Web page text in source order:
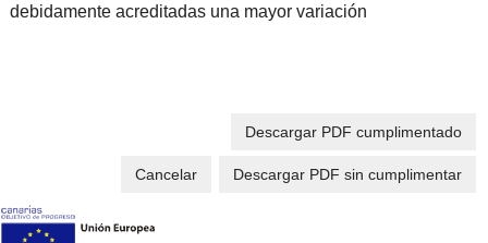
debidamente acreditadas una mayor variación
Descargar PDF cumplimentado
Descargar PDF sin cumplimentar
Cancelar